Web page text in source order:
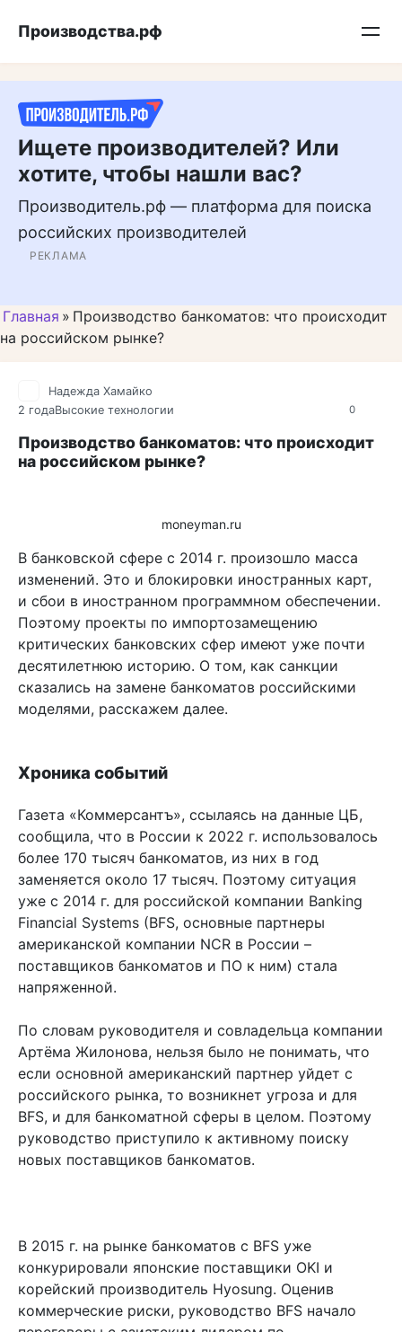
Подписывайтесь на нас в MAX
Производства.рф
Ищете производителей? Или
хотите, чтобы нашли вас?
Производитель.рф — платформа для поиска
российских производителей
РЕКЛАМА
Главная » Производство банкоматов: что происходит
на российском рынке?
0
Надежда Хамайко
2 годаВысокие технологии
Производство банкоматов: что происходит
на российском рынке?
moneyman.ru
В банковской сфере с 2014 г. произошло масса
изменений. Это и блокировки иностранных карт,
и сбои в иностранном программном обеспечении.
Поэтому проекты по импортозамещению
критических банковских сфер имеют уже почти
десятилетнюю историю. О том, как санкции
сказались на замене банкоматов российскими
моделями, расскажем далее.
Хроника событий
Газета «Коммерсантъ», ссылаясь на данные ЦБ,
сообщила, что в России к 2022 г. использовалось
более 170 тысяч банкоматов, из них в год
заменяется около 17 тысяч. Поэтому ситуация
уже с 2014 г. для российской компании Banking
Financial Systems (BFS, основные партнеры
американской компании NCR в России –
поставщиков банкоматов и ПО к ним) стала
напряженной.
По словам руководителя и совладельца компании
Артёма Жилонова, нельзя было не понимать, что
если основной американский партнер уйдет с
российского рынка, то возникнет угроза и для
BFS, и для банкоматной сферы в целом. Поэтому
руководство приступило к активному поиску
новых поставщиков банкоматов.
В 2015 г. на рынке банкоматов с BFS уже
конкурировали японские поставщики OKI и
корейский производитель Hyosung. Оценив
коммерческие риски, руководство BFS начало